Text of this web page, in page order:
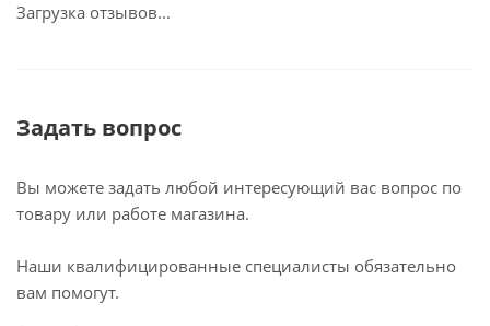
Загрузка отзывов...
Задать вопрос
Вы можете задать любой интересующий вас вопрос по
товару или работе магазина.
Наши квалифицированные специалисты обязательно
вам помогут.